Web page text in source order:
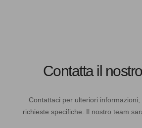
Contatta il
Contattaci per ulteriori
richieste specifiche. Il nostro team